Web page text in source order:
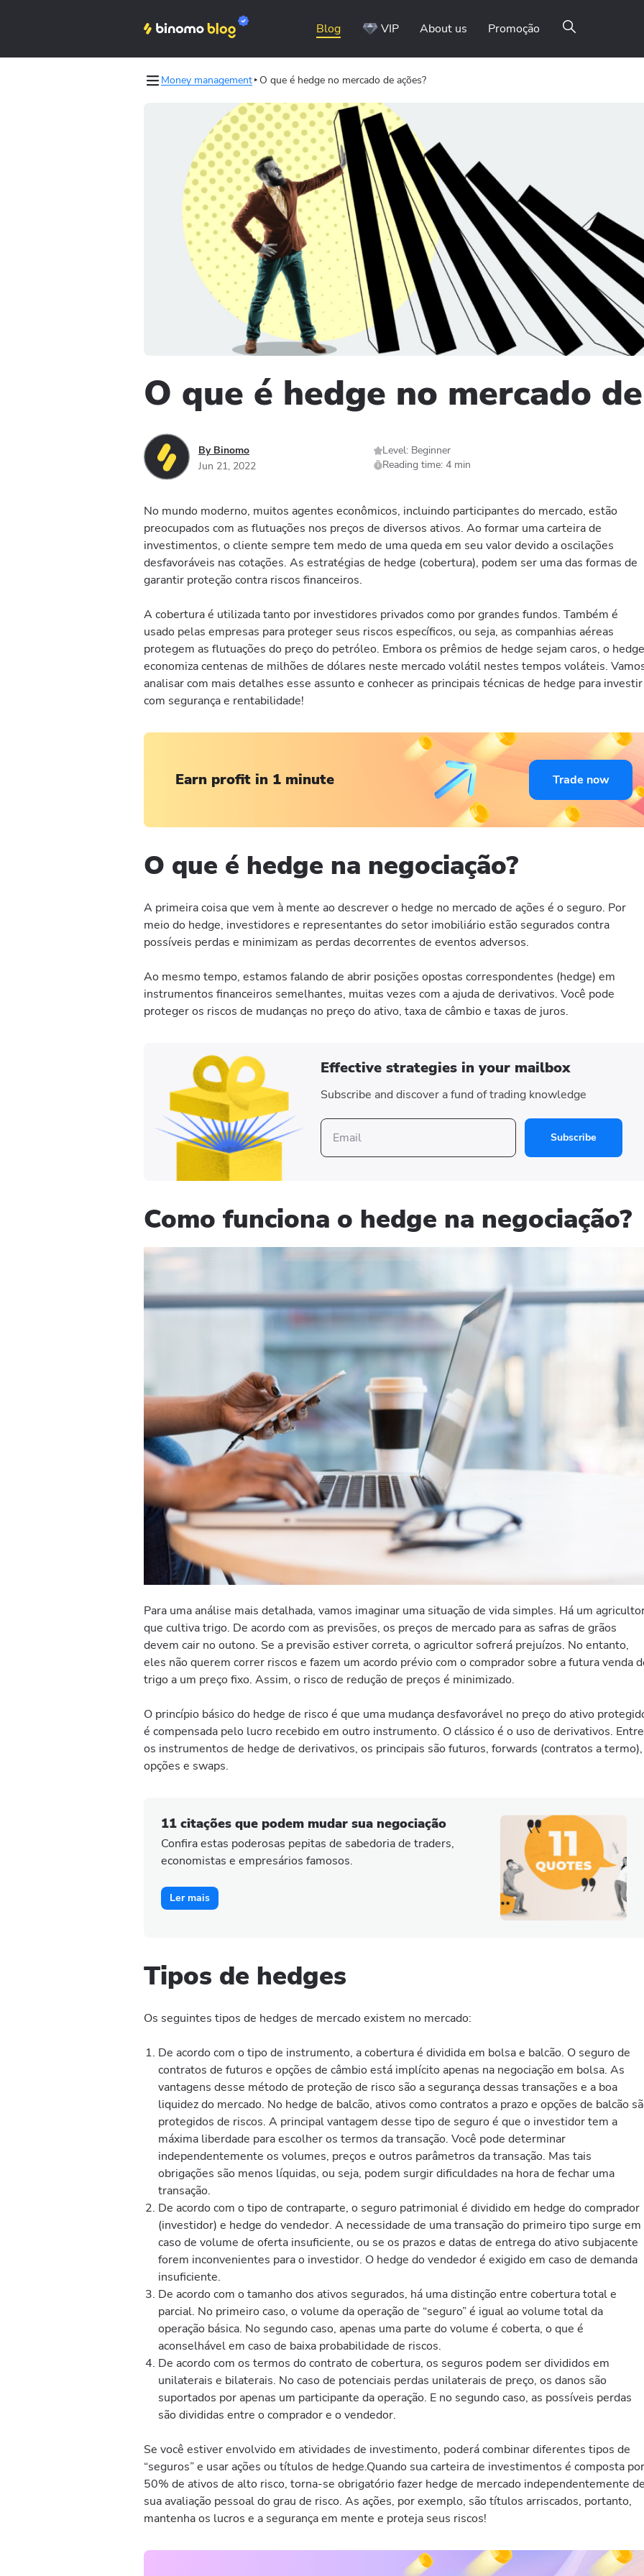
Blog VIP About us Promoção
Money management O que é hedge no mercado de ações?
O que é hedge no mercado
By Binomo
Jun 21, 2022
Level: Beginner
Reading time: 4 min
No mundo moderno, muitos agentes econômicos, incluindo participantes do mercado, estão
preocupados com as flutuações nos preços de diversos ativos. Ao formar uma carteira de
investimentos, o cliente sempre tem medo de uma queda em seu valor devido a oscilações
desfavoráveis ​​nas cotações. As estratégias de hedge (cobertura), podem ser uma das formas de
garantir proteção contra riscos financeiros.
A cobertura é utilizada tanto por investidores privados como por grandes fundos. Também é
usado pelas empresas para proteger seus riscos específicos, ou seja, as companhias aéreas
protegem as flutuações do preço do petróleo. Embora os prêmios de hedge sejam caros, o hedge
economiza centenas de milhões de dólares neste mercado volátil nestes tempos voláteis.
analisar com mais detalhes esse assunto e conhecer as principais técnicas de hedge para investir
com segurança e rentabilidade!
Earn profit in 1 minute Trade now
O que é hedge na negociação?
A primeira coisa que vem à mente ao descrever o hedge no mercado de ações é o seguro. Por
meio do hedge, investidores e representantes do setor imobiliário estão segurados contra
possíveis perdas e minimizam as perdas decorrentes de eventos adversos.
Ao mesmo tempo, estamos falando de abrir posições opostas correspondentes (hedge) em
instrumentos financeiros semelhantes, muitas vezes com a ajuda de derivativos. Você pode
proteger os riscos de mudanças no preço do ativo, taxa de câmbio e taxas de juros.
Effective strategies in your mailbox
Subscribe and discover a fund of trading knowledge
Subscribe
Como funciona o hedge na negociação?
Para uma análise mais detalhada, vamos imaginar uma situação de vida simples. Há um
que cultiva trigo. De acordo com as previsões, os preços de mercado para as safras de grãos
devem cair no outono. Se a previsão estiver correta, o agricultor sofrerá prejuízos. No entanto,
eles não querem correr riscos e fazem um acordo prévio com o comprador sobre a futura venda
trigo a um preço fixo. Assim, o risco de redução de preços é minimizado.
O princípio básico do hedge de risco é que uma mudança desfavorável no preço do ativo
é compensada pelo lucro recebido em outro instrumento. O clássico é o uso de derivativos. Entre
os instrumentos de hedge de derivativos, os principais são futuros, forwards (contratos a termo),
opções e swaps.
11 citações que podem mudar sua negociação
Confira estas poderosas pepitas de sabedoria de traders,
economistas e empresários famosos.
Ler mais
Tipos de hedges
Os seguintes tipos de hedges de mercado existem no mercado:
De acordo com o tipo de instrumento, a cobertura é dividida em bolsa e balcão. O seguro de
contratos de futuros e opções de câmbio está implícito apenas na negociação em bolsa. As
vantagens desse método de proteção de risco são a segurança dessas transações e a boa
liquidez do mercado. No hedge de balcão, ativos como contratos a prazo e opções de balcão
protegidos de riscos. A principal vantagem desse tipo de seguro é que o investidor tem a
máxima liberdade para escolher os termos da transação. Você pode determinar
independentemente os volumes, preços e outros parâmetros da transação. Mas tais
obrigações são menos líquidas, ou seja, podem surgir dificuldades na hora de fechar uma
transação.
De acordo com o tipo de contraparte, o seguro patrimonial é dividido em hedge do comprador
(investidor) e hedge do vendedor. A necessidade de uma transação do primeiro tipo surge em
caso de volume de oferta insuficiente, ou se os prazos e datas de entrega do ativo subjacente
forem inconvenientes para o investidor. O hedge do vendedor é exigido em caso de demanda
insuficiente.
De acordo com o tamanho dos ativos segurados, há uma distinção entre cobertura total e
parcial. No primeiro caso, o volume da operação de “seguro” é igual ao volume total da
operação básica. No segundo caso, apenas uma parte do volume é coberta, o que é
aconselhável em caso de baixa probabilidade de riscos.
De acordo com os termos do contrato de cobertura, os seguros podem ser divididos em
unilaterais e bilaterais. No caso de potenciais perdas unilaterais de preço, os danos são
suportados por apenas um participante da operação. E no segundo caso, as possíveis perdas
são divididas entre o comprador e o vendedor.
Se você estiver envolvido em atividades de investimento, poderá combinar diferentes tipos de
“seguros” e usar ações ou títulos de hedge.Quando sua carteira de investimentos é composta por
50% de ativos de alto risco, torna-se obrigatório fazer hedge de mercado independentemente
sua avaliação pessoal do grau de risco. As ações, por exemplo, são títulos arriscados, portanto,
mantenha os lucros e a segurança em mente e proteja seus riscos!